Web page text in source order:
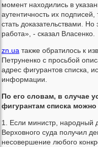
момент находились в
аутентичность их
стать доказательствами.
работа», - сказал Власенко.
zn.ua также обратилось к
Петруненко с просьбой
адрес фигурантов списка,
информации.
По его словам, в случае
фигурантам списка
1. Если министр, народный
Верховного суда получил
несовершение любого